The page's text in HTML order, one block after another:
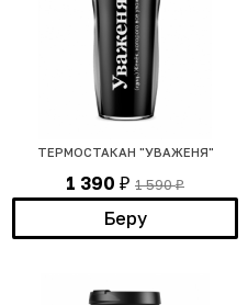
ТЕРМОСТАКАН "УВАЖЕНЯ"
1 390 ₽ 1 590₽
Беру